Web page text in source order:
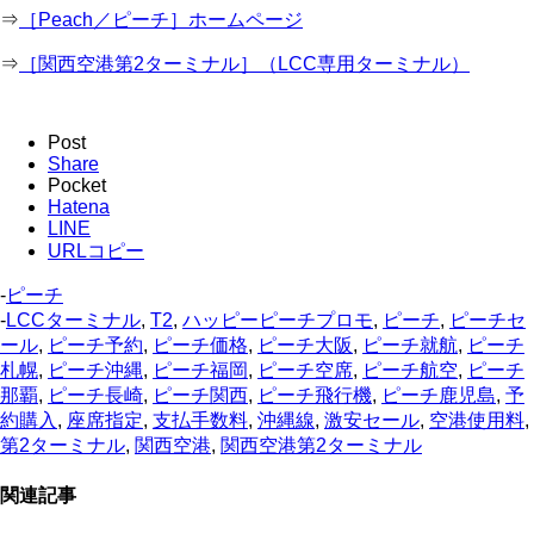
⇒ ［Peach／ピーチ］ホームページ
⇒ ［関西空港第2ターミナル］（LCC専用ターミナル）
Post
Share
Pocket
Hatena
LINE
URLコピー
-ピーチ
-LCCターミナル, T2, ハッピーピーチプロモ, ピーチ, ピーチセ
ール, ピーチ予約, ピーチ価格, ピーチ大阪, ピーチ就航, ピーチ
札幌, ピーチ沖縄, ピーチ福岡, ピーチ空席, ピーチ航空, ピーチ
那覇, ピーチ長崎, ピーチ関西, ピーチ飛行機, ピーチ鹿児島, 予
約購入 , 座席指定, 支払手数料, 沖縄線, 激安セール, 空港使用料,
第2ターミナル, 関西空港, 関西空港第2ターミナル
関連記事